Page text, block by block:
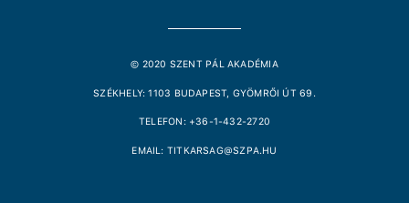
© 2020 SZENT PÁL AKADÉMIA
SZÉKHELY: 1103 BUDAPEST, GYÖMRŐI ÚT 69.
TELEFON: +36-1-432-2720
EMAIL: TITKARSAG@SZPA.HU